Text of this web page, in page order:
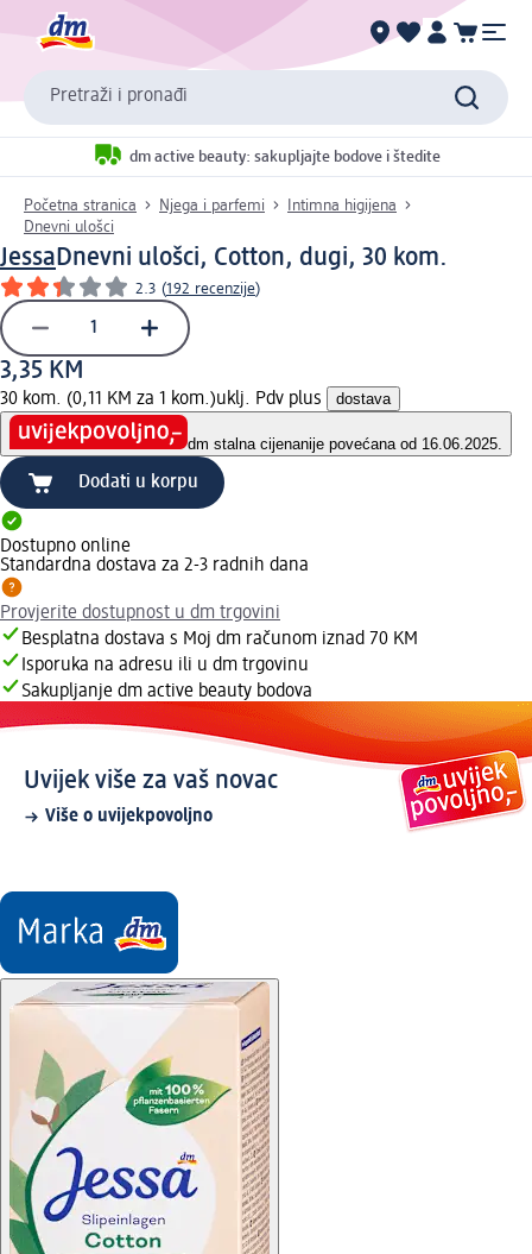
Pretraži i pronađi
dm active beauty: sakupljajte bodove i štedite
Početna stranica Njega i parfemi
Intimna higijena
Dnevni ulošci
JessaDnevni ulošci, Cotton, dugi, 30 kom.
2.3 (192 recenzije)
3,35 KM
30 kom. (0,11 KM za 1 kom.)uklj. Pdv plus dostava
dm stalna cijenanije povećana od 16.06.2025.
Dodati u korpu
Dostupno online
Standardna dostava za 2-3 radnih dana
Provjerite dostupnost u dm trgovini
Besplatna dostava s Moj dm računom iznad 70 KM
Isporuka na adresu ili u dm trgovinu
Sakupljanje dm active beauty bodova
Uvijek više za vaš novac
Više o uvijekpovoljno